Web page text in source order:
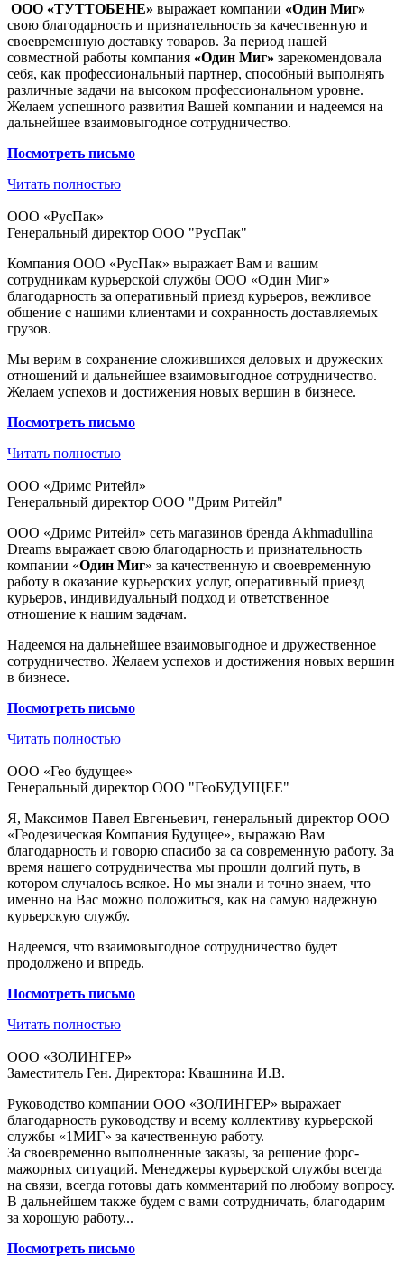
ООО «ТУТТОБЕНЕ» выражает компании «Один Миг»
свою благодарность и признательность за качественную и
своевременную доставку товаров. За период нашей
совместной работы компания «Один Миг» зарекомендовала
себя, как профессиональный партнер, способный выполнять
различные задачи на высоком профессиональном уровне.
Желаем успешного развития Вашей компании и надеемся на
дальнейшее взаимовыгодное сотрудничество.
Посмотреть письмо
Читать полностью
ООО «РусПак»
Генеральный директор ООО "РусПак"
Компания ООО «РусПак» выражает Вам и вашим
сотрудникам курьерской службы ООО «Один Миг»
благодарность за оперативный приезд курьеров, вежливое
общение с нашими клиентами и сохранность доставляемых
грузов.
Мы верим в сохранение сложившихся деловых и дружеских
отношений и дальнейшее взаимовыгодное сотрудничество.
Желаем успехов и достижения новых вершин в бизнесе.
Посмотреть письмо
Читать полностью
ООО «Дримс Ритейл»
Генеральный директор ООО "Дрим Ритейл"
ООО «Дримс Ритейл» сеть магазинов бренда Akhmadullina
Dreams выражает свою благодарность и признательность
компании «Один Миг» за качественную и своевременную
работу в оказание курьерских услуг, оперативный приезд
курьеров, индивидуальный подход и ответственное
отношение к нашим задачам.
Надеемся на дальнейшее взаимовыгодное и дружественное
сотрудничество. Желаем успехов и достижения новых вершин
в бизнесе.
Посмотреть письмо
Читать полностью
ООО «Гео будущее»
Генеральный директор ООО "ГеоБУДУЩЕЕ"
Я, Максимов Павел Евгеньевич, генеральный директор ООО
«Геодезическая Компания Будущее», выражаю Вам
благодарность и говорю спасибо за са современную работу. За
время нашего сотрудничества мы прошли долгий путь, в
котором случалось всякое. Но мы знали и точно знаем, что
именно на Вас можно положиться, как на самую надежную
курьерскую службу.
Надеемся, что взаимовыгодное сотрудничество будет
продолжено и впредь.
Посмотреть письмо
Читать полностью
ООО «ЗОЛИНГЕР»
Заместитель Ген. Директора: Квашнина И.В.
Руководство компании ООО «ЗОЛИНГЕР» выражает
благодарность руководству и всему коллективу курьерской
службы «1МИГ» за качественную работу.
За своевременно выполненные заказы, за решение форс-
мажорных ситуаций. Менеджеры курьерской службы всегда
на связи, всегда готовы дать комментарий по любому вопросу.
В дальнейшем также будем с вами сотрудничать, благодарим
за хорошую работу...
Посмотреть письмо